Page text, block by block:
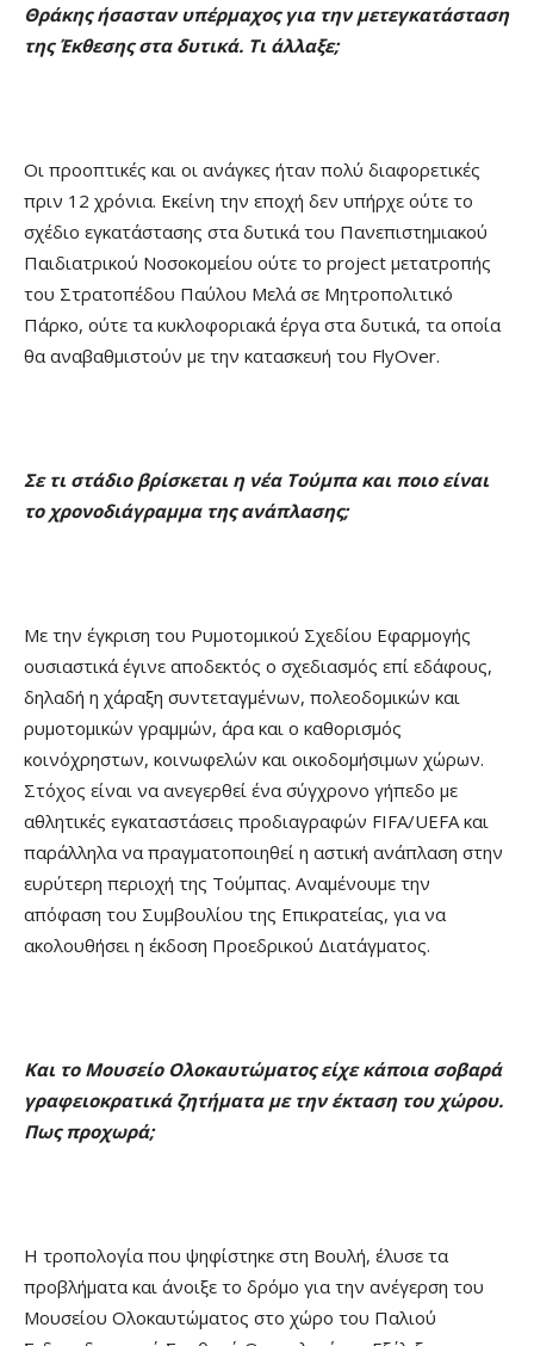
Θράκης ήσασταν υπέρμαχος για την μετεγκατάσταση
της Έκθεσης στα δυτικά. Τι άλλαξε;
Οι προοπτικές και οι ανάγκες ήταν πολύ διαφορετικές
πριν 12 χρόνια. Εκείνη την εποχή δεν υπήρχε ούτε το
σχέδιο εγκατάστασης στα δυτικά του Πανεπιστημιακού
Παιδιατρικού Νοσοκομείου ούτε το project μετατροπής
του Στρατοπέδου Παύλου Μελά σε Μητροπολιτικό
Πάρκο, ούτε τα κυκλοφοριακά έργα στα δυτικά, τα οποία
θα αναβαθμιστούν με την κατασκευή του FlyOver.
Σε τι στάδιο βρίσκεται η νέα Τούμπα και ποιο είναι
το χρονοδιάγραμμα της ανάπλασης;
Με την έγκριση του Ρυμοτομικού Σχεδίου Εφαρμογής
ουσιαστικά έγινε αποδεκτός ο σχεδιασμός επί εδάφους,
δηλαδή η χάραξη συντεταγμένων, πολεοδομικών και
ρυμοτομικών γραμμών, άρα και ο καθορισμός
κοινόχρηστων, κοινωφελών και οικοδομήσιμων χώρων.
Στόχος είναι να ανεγερθεί ένα σύγχρονο γήπεδο με
αθλητικές εγκαταστάσεις προδιαγραφών FIFA/UEFA και
παράλληλα να πραγματοποιηθεί η αστική ανάπλαση στην
ευρύτερη περιοχή της Τούμπας. Αναμένουμε την
απόφαση του Συμβουλίου της Επικρατείας, για να
ακολουθήσει η έκδοση Προεδρικού Διατάγματος.
Και το Μουσείο Ολοκαυτώματος είχε κάποια σοβαρά
γραφειοκρατικά ζητήματα με την έκταση του χώρου.
Πως προχωρά;
Η τροπολογία που ψηφίστηκε στη Βουλή, έλυσε τα
προβλήματα και άνοιξε το δρόμο για την ανέγερση του
Μουσείου Ολοκαυτώματος στο χώρο του Παλιού